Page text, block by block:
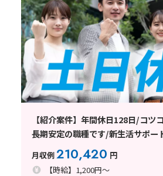
【紹介案件】年間休日128日/コツ
長期安定の職種です/新生活サポー
月収例210,420 円
【時給】1,200円～